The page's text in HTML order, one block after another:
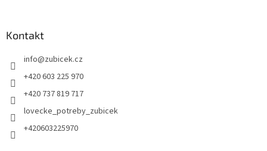
Kontakt
info@zubicek.cz
+420 603 225 970
+420 737 819 717
lovecke_potreby_zubicek
+420603225970